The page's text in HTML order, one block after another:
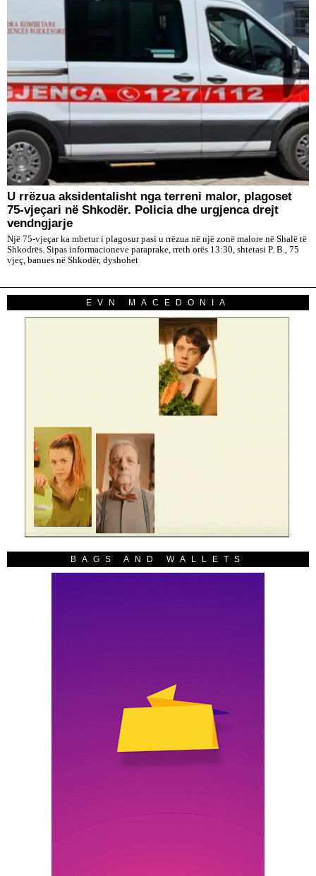
U rrëzua aksidentalisht nga terreni malor, plagoset
75-vjeçari në Shkodër. Policia dhe urgjenca drejt
vendngjarje
Një 75-vjeçar ka mbetur i plagosur pasi u rrëzua në një zonë malore në Shalë të
Shkodrës. Sipas informacioneve paraprake, rreth orës 13:30, shtetasi P. B., 75
vjeç, banues në Shkodër, dyshohet
EVN MACEDONIA
BAGS AND WALLETS